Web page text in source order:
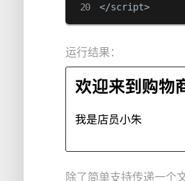
</script>
运行结果：
除了简单支持传递一个